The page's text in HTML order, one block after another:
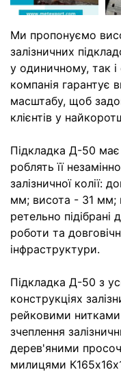
Ми пропонуємо
залізничних
у одиничному, так
компанія гарантує
масштабу, щоб
клієнтів у
Підкладка Д-50 має
роблять її
залізничної
мм; висота - 31 мм;
ретельно підібрані
роботи та
інфраструктури.
Підкладка Д-50 з
конструкціях
рейковими
зчеплення
дерев'яними
милицями